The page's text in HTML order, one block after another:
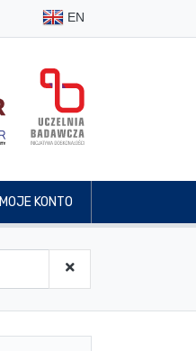
EN
MOJE KONTO